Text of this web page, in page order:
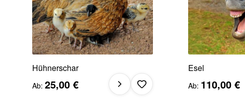
Hühnerschar
Ab 25,00 €
Esel
Ab 110,00 €